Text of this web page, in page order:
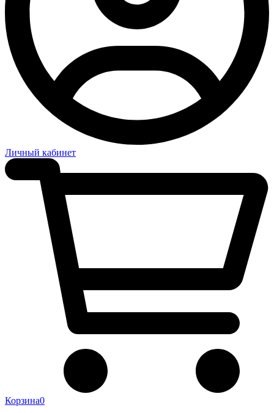
Личный кабинет
Корзина0